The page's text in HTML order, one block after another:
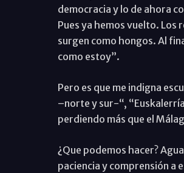
democracia y lo de ahora
Pues ya hemos vuelto.
surgen como hongos. Al
como estoy”.
Pero es que me indigna
–norte y sur-“,
perdiendo más que el
¿Que podemos hacer?
paciencia y comprensión a